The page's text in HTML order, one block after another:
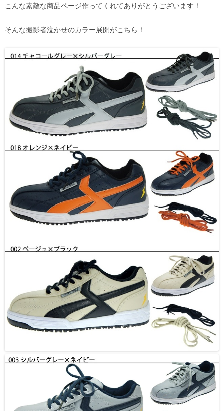
こんな素敵な商品ページ作ってくれてありがとうございます！
そんな撮影者泣かせのカラー展開がこちら！